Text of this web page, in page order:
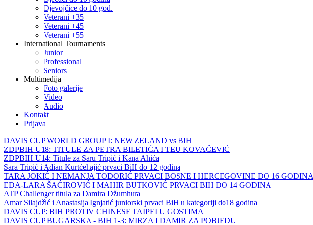
Djevojčice do 10 god.
Veterani +35
Veterani +45
Veterani +55
International Tournaments
Junior
Professional
Seniors
Multimedija
Foto galerije
Video
Audio
Kontakt
Prijava
DAVIS CUP WORLD GROUP I: NEW ZELAND vs BIH
ZDPBIH U18: TITULE ZA PETRA BILETIĆA I TEU KOVAČEVIĆ
ZDPBIH U14: Titule za Saru Tripić i Kana Ahića
Sara Tripić i Adian Kurtćehajić prvaci BiH do 12 godina
TARA JOKIĆ I NEMANJA TODORIĆ PRVACI BOSNE I HERCEGOVINE DO 16 GODINA
EDA-LARA ŠAĆIROVIĆ I MAHIR BUTKOVIĆ PRVACI BIH DO 14 GODINA
ATP Challenger titula za Damira Džumhura
Amar Silajdžić i Anastasija Ignjatić juniorski prvaci BiH u kategoriji do18 godina
DAVIS CUP: BIH PROTIV CHINESE TAIPEI U GOSTIMA
DAVIS CUP BUGARSKA - BIH 1-3: MIRZA I DAMIR ZA POBJEDU